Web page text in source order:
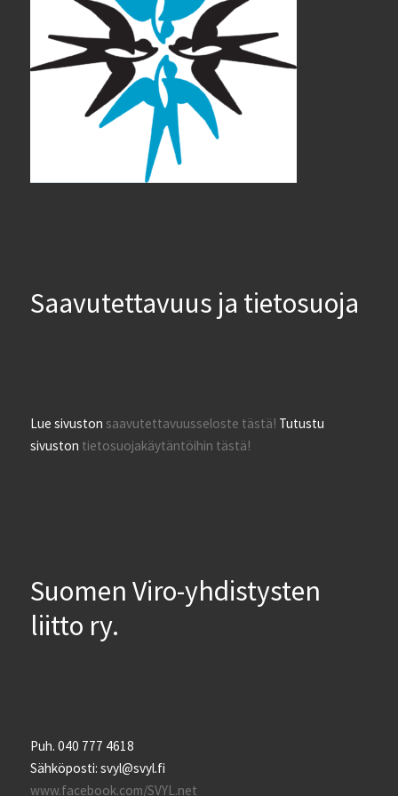
Saavutettavuus ja tietosuoja
Lue sivustonsaavutettavuusseloste tästä! Tutustu
sivuston tietosuojakäytäntöihin tästä!
Suomen Viro-yhdistysten
liitto ry.
Puh. 040 777 4618
Sähköposti: svyl@svyl.fi
www.facebook.com/SVYL.net